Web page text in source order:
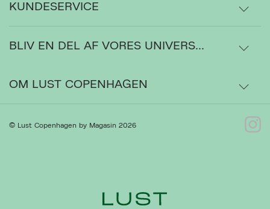
KUNDESERVICE
Levering
Ordrestatus
Gå til Kundeservice
BLIV EN DEL AF VORES UNIVERS...
OM LUST COPENHAGEN
Om os
© Lust Copenhagen by Magasin 2026